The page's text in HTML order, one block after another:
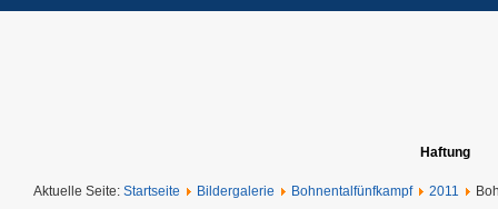
Haftung
Aktuelle Seite: Startseite Bildergalerie Bohnentalfünfkampf 2011